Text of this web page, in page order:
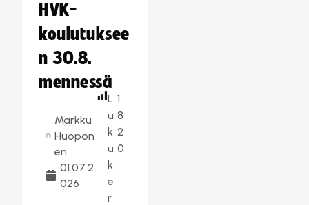
HVK-
koulutuksee
n 30.8.
mennessä
Markku
Huopon
en
01.07.2
026
L
u
k
u
k
e
r
1
8
2
0